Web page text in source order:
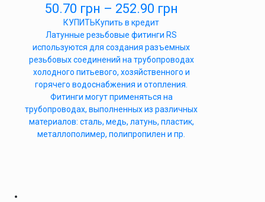
50.70 грн – 252.90 грн
КУПИТЬКупить в кредит
Латунные резьбовые фитинги RS
используются для создания разъемных
резьбовых соединений на трубопроводах
холодного питьевого, хозяйственного и
горячего водоснабжения и отопления.
Фитинги могут применяться на
трубопроводах, выполненных из различных
материалов: сталь, медь, латунь, пластик,
металлополимер, полипропилен и пр.